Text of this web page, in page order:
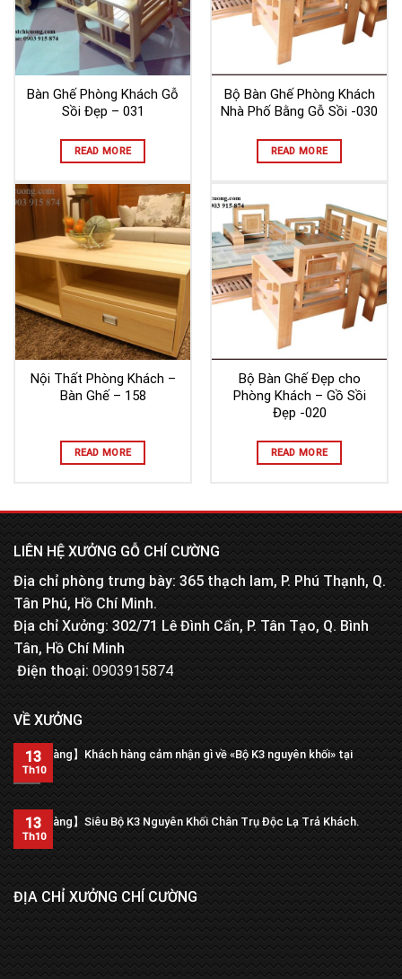
Bàn Ghế Phòng Khách Gỗ
Sồi Đẹp – 031
READ MORE
Bộ Bàn Ghế Phòng Khách
Nhà Phố Bằng Gỗ Sồi -030
READ MORE
Nội Thất Phòng Khách –
Bàn Ghế – 158
READ MORE
Bộ Bàn Ghế Đẹp cho
Phòng Khách – Gồ Sồi
Đẹp -020
READ MORE
LIÊN HỆ XƯỞNG GỖ CHÍ CƯỜNG
Địa chỉ phòng trưng bày: 365 thạch lam, P. Phú Thạnh, Q.
Tân Phú, Hồ Chí Minh.
Địa chỉ Xưởng: 302/71 Lê Đình Cẩn, P. Tân Tạo, Q. Bình
Tân, Hồ Chí Minh
Điện thoại:0903915874
VỀ XƯỞNG
【Trả hàng】Khách hàng cảm nhận gì về «Bộ K3 nguyên khối» tại
xưởng?
13
Th10
【Trả hàng】Siêu Bộ K3 Nguyên Khối Chân Trụ Độc Lạ Trả Khách.
13
Th10
ĐỊA CHỈ XƯỞNG CHÍ CƯỜNG